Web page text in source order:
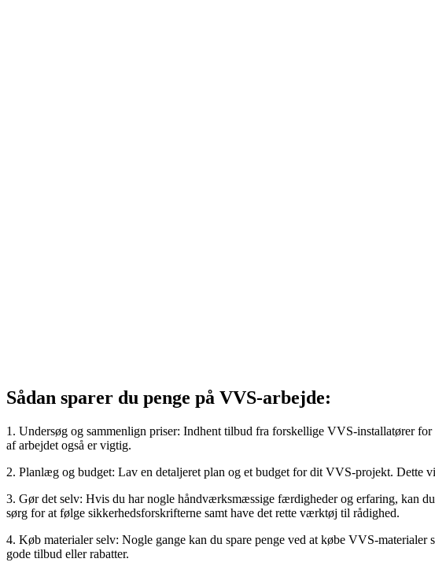
Sådan sparer du penge på VVS-arbejde:
1. Undersøg og sammenlign priser: Indhent tilbud fra forskellige VVS-installatører
af arbejdet også er vigtig.
2. Planlæg og budget: Lav en detaljeret plan og et budget for dit VVS-projekt. Dette
3. Gør det selv: Hvis du har nogle håndværksmæssige færdigheder og erfaring, kan
sørg for at følge sikkerhedsforskrifterne samt have det rette værktøj til rådighed.
4. Køb materialer selv: Nogle gange kan du spare penge ved at købe VVS-
gode tilbud eller rabatter.